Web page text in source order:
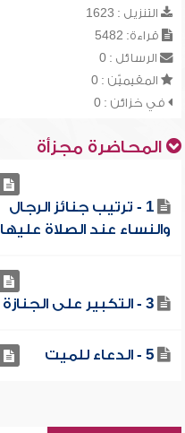
التنزيل : 1623
قراءة: 5482
الرسائل : 0
المقيميّن : 0
في خزائن : 0
المحاضرة مجزأة
1 - ترتيب جنائز الرجال
والنساء عند الصلاة عليها
3 - التكبير على الجنازة
5 - الدعاء للميت